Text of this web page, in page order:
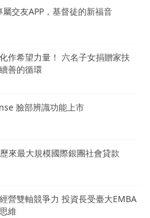
屬交友APP，基督徒的新福音
作希望力量！ 六名子女捐贈家扶
善的循環
臉部辨識功能上市
來最大規模國際銀團社會貸款
營雙軸競爭力 投資長受臺大EMBA
維